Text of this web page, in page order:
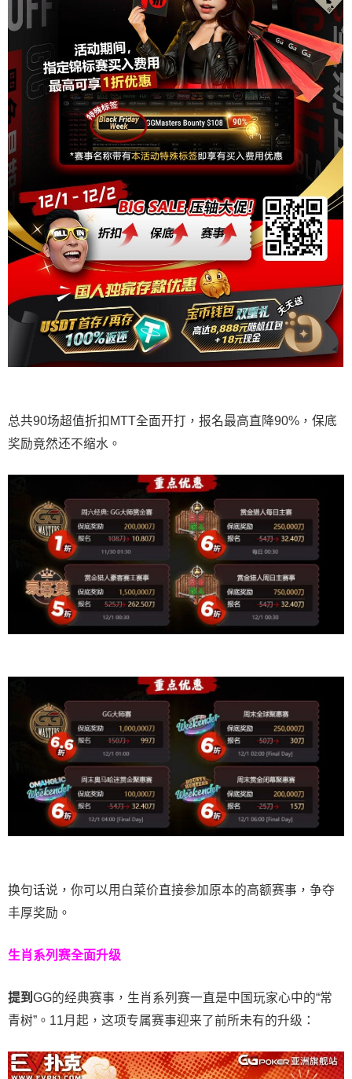
总共90场超值折扣MTT全面开打，报名最高直降90%，保底
奖励竟然还不缩水。
换句话说，你可以用白菜价直接参加原本的高额赛事，争夺
丰厚奖励。
生肖系列赛全面升级
提到 GG的经典赛事，生肖系列赛一直是中国玩家心中的“常
青树”。11月起，这项专属赛事迎来了前所未有的升级：